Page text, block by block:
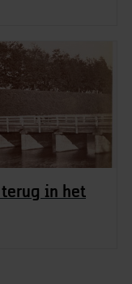
terug in het